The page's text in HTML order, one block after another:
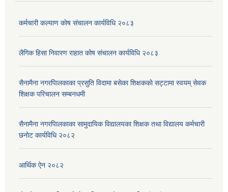
कर्मचारी कल्याण काेष संचालन कार्यविधि २०८३
लैगिक हिसा निवारण राहात कोष संचालन कार्यविधि २०८३
सैनामैना नगरपािलकाका प्रसुति विदामा बसेका शिक्षककाे सट्टामा स्वयम् सेवक
शिक्षक परिचालन सम्बनधमी
सैनामैना नगरपािलकाका सामुदायिक विद्यालयका शिक्षक तथा विद्यालय कर्मचारी
छनाेट कार्यविधि २०८२
आर्थिक ऐन २०८२